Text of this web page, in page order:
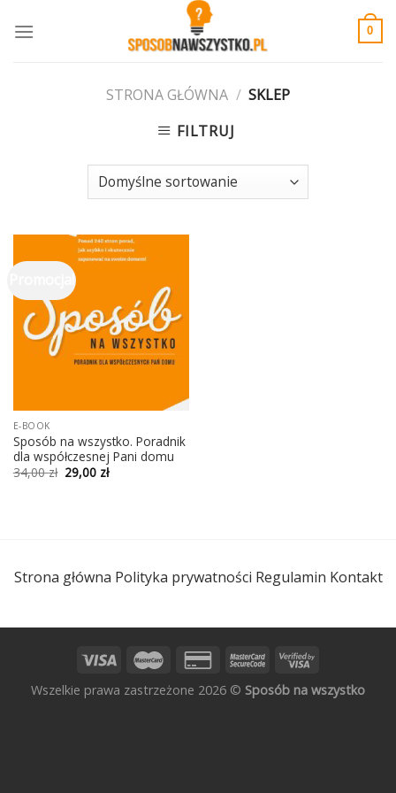
0
STRONA GŁÓWNA / SKLEP
FILTRUJ
Promocja!
E-BOOK
Sposób na wszystko. Poradnik
dla współczesnej Pani domu
34,00zł Pierwotna
cena
29,00 złAktualna
cena
Strona główna Polityka prywatności Regulamin Kontakt
Wszelkie prawa zastrzeżone 2026 © Sposób na wszystko